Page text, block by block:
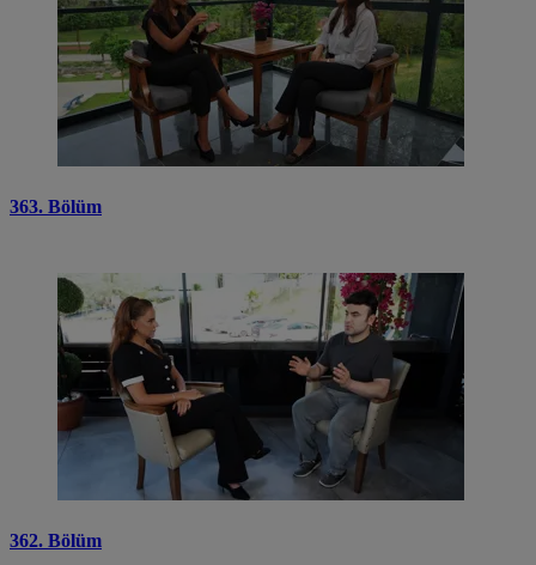
363. Bölüm
362. Bölüm